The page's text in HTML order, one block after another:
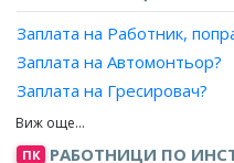
Заплата на Техник-
Заплата на Техник-
Заплата на Техник-
горене?
Заплата на Техник-
Заплата на Техник-
Заплата на Работник,
Заплата на Автомонтьор?
Заплата на Гресировач?
Заплата на Механик, гараж
Заплата на Механик по жп
ПК
РАБОТНИЦИ ПО